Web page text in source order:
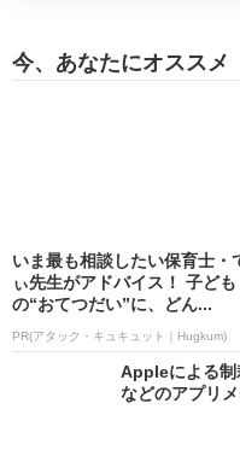
今、あなたにオススメ
いま最も相談したい保育士・
ぃ先生がアドバイス！ 子ども
の“おてつだい”に、どん...
PR(アタック・キュキュット｜Hugkum)
Appleによる制
などのアプリ